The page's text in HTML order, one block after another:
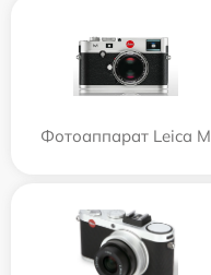
Фотоаппарат Leica M